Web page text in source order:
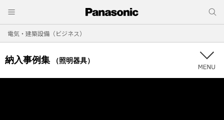
電気・建築設備（ビジネス）
納入事例集 （照明器具）